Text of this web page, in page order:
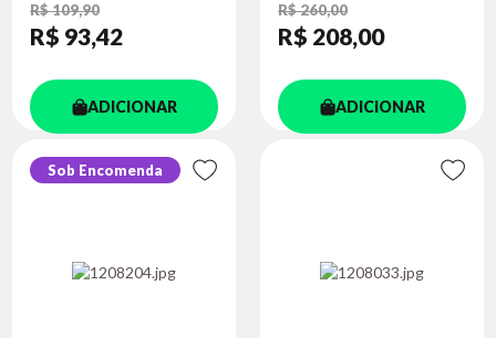
R$ 109,90
R$ 93,42
ADICIONAR
R$ 260,00
R$ 208,00
ADICIONAR
Sob Encomenda